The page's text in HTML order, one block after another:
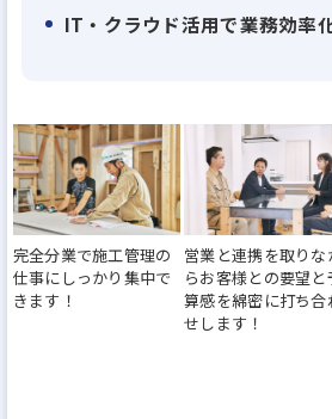
◆ハイツ・集合住宅の施工管理
施工管理業務に専念可能
◆部門を超えた“チームワーク”
体制！
◆住宅・資格手当など福利厚
境
◆地域に50年根差す工務店｜安
IT・クラウド活用で業務効率
完全分業で施工管理の
仕事にしっかり集中で
きます！
営業と連携を取りな
らお客様との要望と
算感を綿密に打ち合
せします！